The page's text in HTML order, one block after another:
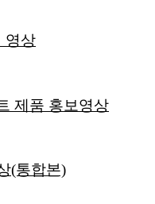
영상
제품 홍보영상
상(통합본)